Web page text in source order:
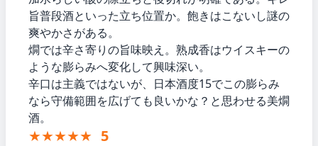
旨普段酒といった立ち位置か。飽きはこないし謎の
爽やかさがある。
燗では辛さ寄りの旨味映え。熟成香はウイスキーの
ような膨らみへ変化して興味深い。
辛口は主義ではないが、日本酒度15でこの膨らみ
なら守備範囲を広げても良いかな？と思わせる美燗
酒。
★★★★★ 5